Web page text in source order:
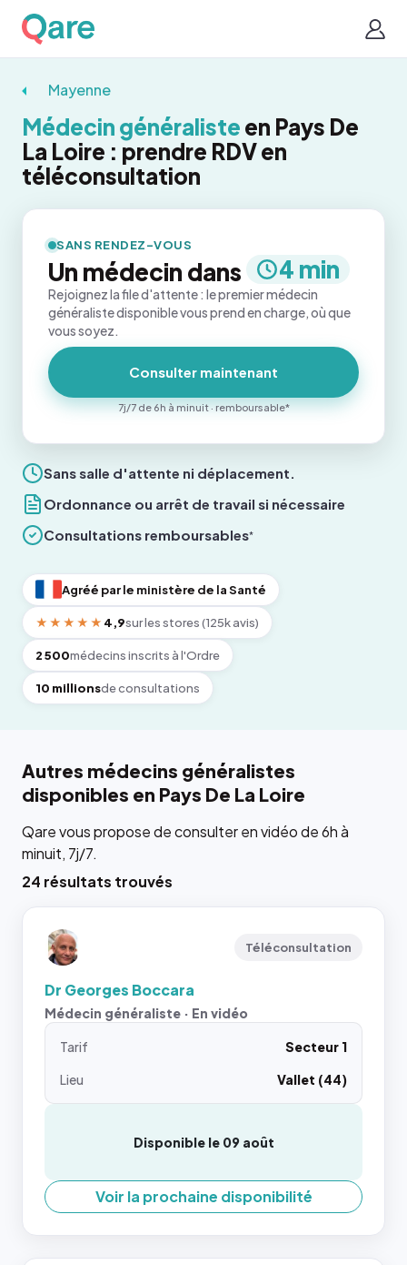
Mayenne
Médecin généraliste en Pays De
La Loire : prendre RDV en
téléconsultation
Sans salle d'attente ni déplacement.
Ordonnance ou arrêt de travail si nécessaire
Consultations remboursables*
Agréé par le ministère de la Santé
★★★★★ 4,9sur les stores (125k avis)
2 500médecins inscrits à l'Ordre
10 millionsde consultations
SANS RENDEZ-VOUS
Un médecin dans 4 min
Rejoignez la file d'attente : le premier médecin
généraliste disponible vous prend en charge, où que
vous soyez.
Consulter maintenant
7j/7 de 6h à minuit · remboursable*
Autres médecins généralistes
disponibles en Pays De La Loire
Qare vous propose de consulter en vidéo de 6h à
minuit, 7j/7.
24 résultats trouvés
Téléconsultation
Dr Georges Boccara
Médecin généraliste · En vidéo
Tarif
Secteur 1
Lieu
Vallet (44)
Disponible le 09 août
Voir la prochaine disponibilité